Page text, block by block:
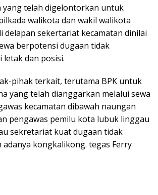
yang telah digelontorkan untuk
walikota dan wakil walikota
delapan sekertariat kecamatan dinilai
berpotensi dugaan tidak
letak dan posisi.
pihak terkait, terutama BPK untuk
yang telah dianggarkan melalui sewa
kecamatan dibawah naungan
pengawas pemilu kota lubuk linggau
sekretariat kuat dugaan tidak
adanya kongkalikong. tegas Ferry